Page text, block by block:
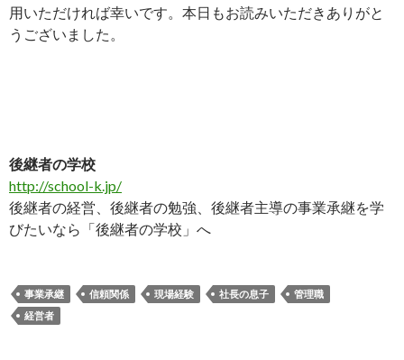
用いただければ幸いです。本日もお読みいただきありがと
うございました。
後継者の学校
http://school-k.jp/
後継者の経営、後継者の勉強、後継者主導の事業承継を学
びたいなら「後継者の学校」へ
事業承継 信頼関係 現場経験 社長の息子
管理職
経営者